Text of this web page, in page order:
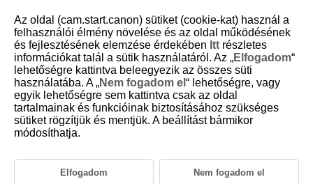
D180-177
Képek küldése webszolgáltatásba
Csatlakozás az image.canon webhelyhez
Ez a fejezet azt ismerteti, hogy hogyan küldhet képeket az image.canon
szolgáltatásba.
Az oldal (cam.start.canon) sütiket (cookie-kat) használ a
felhasználói élmény növelése és az oldal működésének
és fejlesztésének elemzése érdekében Itt részletes
információkat talál a sütik használatáról. Az „Elfogadom“
lehetőségre kattintva beleegyezik az összes süti
használatába. A „Nem fogadom el “ lehetőségre, vagy
egyik lehetőségre sem kattintva csak az oldal
tartalmainak és funkcióinak biztosításához szükséges
sütiket rögzítjük és mentjük. A beállítást bármikor
módosíthatja.
Elfogadom Nem fogadom el